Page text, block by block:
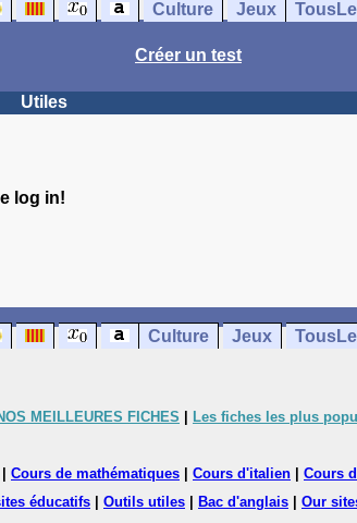
Culture Jeux
Créer un test
Utiles
log in!
Culture Jeux
MEILLEURES FICHES Les fiches les plus
Cours de mathématiques Cours d'italien Cours
éducatifs Outils utiles Bac d'anglais Our